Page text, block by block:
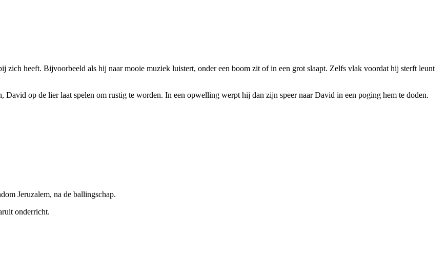
zich heeft. Bijvoorbeeld als hij naar mooie muziek luistert, onder een boom zit of in een grot slaapt. Zelfs vlak voordat hij sterft leunt
David op de lier laat spelen om rustig te worden. In een opwelling werpt hij dan zijn speer naar David in een poging hem te doden.
Jeruzalem, na de ballingschap.
onderricht.